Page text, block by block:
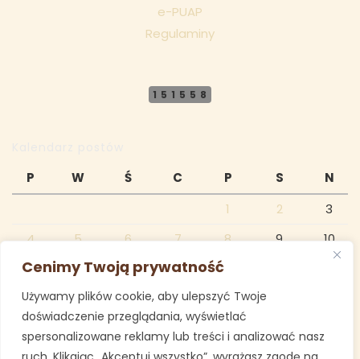
Cenimy Twoją prywatność
Używamy plików cookie, aby ulepszyć Twoje
doświadczenie przeglądania, wyświetlać
spersonalizowane reklamy lub treści i analizować nasz
e-PUAP
Regulaminy
151558
P W Ś C P S
N
1
2
3
4
5 6 7 8 9
10
11
12 13 14 15
18
19 20 21 22
26 27 28 29